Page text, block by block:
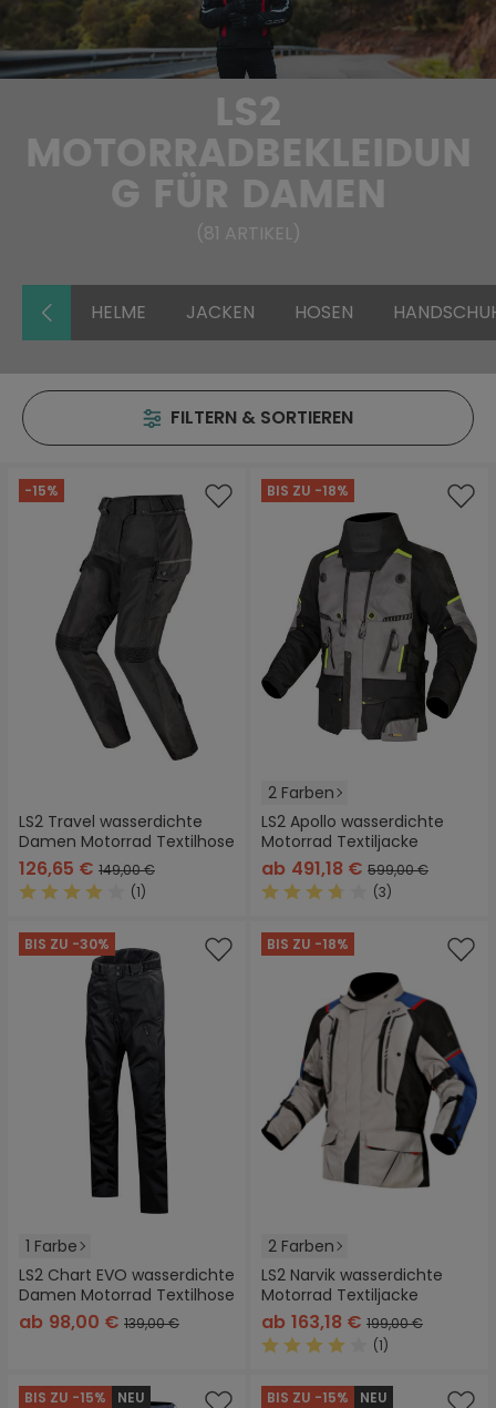
LS2
MOTORRADBEKLEIDUN
G FÜR DAMEN
(81 ARTIKEL)
HELME JACKEN HOSEN
FILTERN & SORTIEREN
-15%
LS2 Travel wasserdichte
Damen Motorrad Textilhose
126,65 € 149,00 €
(1)
BIS ZU -18%
2 Farben
LS2 Apollo wasserdichte
Motorrad Textiljacke
ab 491,18 € 599,00 €
(3)
BIS ZU -30%
1 Farbe
LS2 Chart EVO wasserdichte
Damen Motorrad Textilhose
ab 98,00 € 139,00 €
BIS ZU -18%
2 Farben
LS2 Narvik wasserdichte
Motorrad Textiljacke
ab 163,18 € 199,00 €
(1)
BIS ZU -15% NEU BIS ZU -15% NEU